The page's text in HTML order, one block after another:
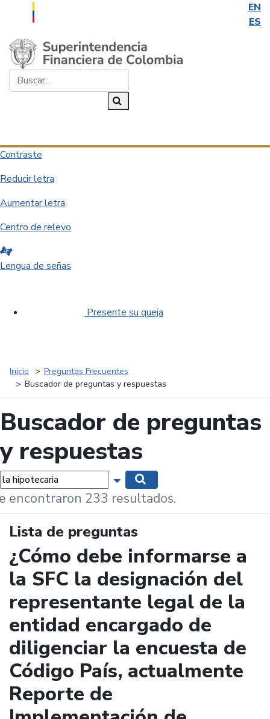
EN
ES
Saltar al contenido principal
Contraste
Reducir letra
Aumentar letra
Centro de relevo
Lengua de señas
Presente su queja
Inicio
Preguntas Frecuentes
Buscador de preguntas y respuestas
Buscador de preguntas
y respuestas
Mostrar opciones de búsqueda
encontraron 233 resultados.
Lista de preguntas
¿Cómo debe informarse a
la SFC la designación del
representante legal de la
entidad encargado de
diligenciar la encuesta de
Código País, actualmente
Reporte de